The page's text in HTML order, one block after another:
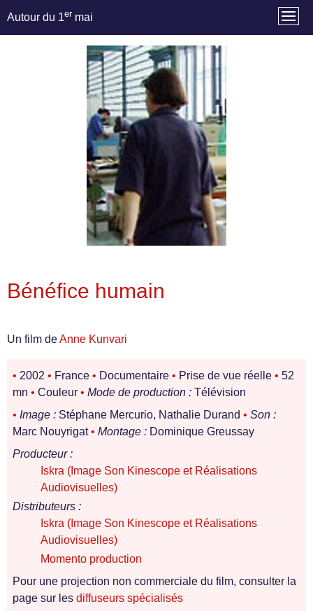
Autour du 1er mai
Bénéfice humain
Un film deAnne Kunvari
• 2002 • France • Documentaire • Prise de vue réelle • 52
mn • Couleur • Mode de production : Télévision
• Image : Stéphane Mercurio, Nathalie Durand • Son :
Marc Nouyrigat• Montage : Dominique Greussay
Producteur :
Iskra (Image Son Kinescope et Réalisations
Audiovisuelles)
Distributeurs :
Iskra (Image Son Kinescope et Réalisations
Audiovisuelles)
Momento production
Pour une projection non commerciale du film, consulter la
page sur les diffuseurs spécialisés